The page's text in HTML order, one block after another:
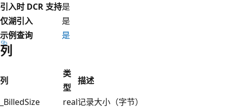
引入时 DCR 支持是
仅湖引入
是
示例查询
是
列
列
类
型
描述
_BilledSize
real记录大小（字节）